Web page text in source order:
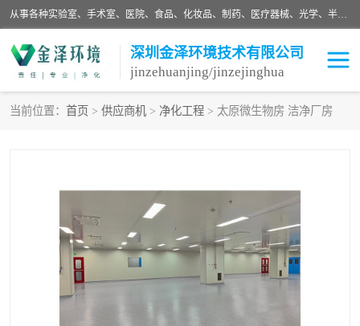
从事各种实验室、手术室、医院、食品、化妆品、制药、医疗器械、光学、半导体、精密电子等无尘车间行业的洁净车间装修设计、净化设备、恒温恒湿空调的设计制作与安装、净化系统工程项目施工及其技术支持服务。
深圳金泽环境技术有限公司
jinzehuanjing/jinzejinghua
当前位置： 首页 > 供应商机 > 净化工程 > 太原微生物房 洁净厂房
手术室净化 GMP车间净化
医药车间净化 生命工程
生物实验室